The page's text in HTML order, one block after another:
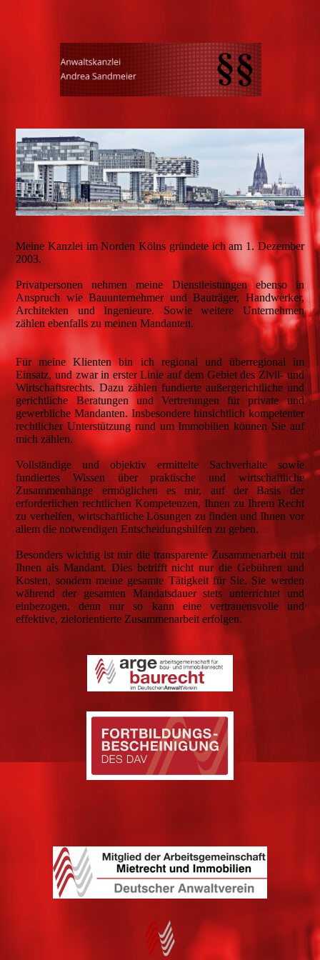
Meine Kanzlei im Norden Kölns gründete ich am 1. Dezember
2003.
Privatpersonen nehmen meine Dienstleistungen ebenso in
Anspruch wie Bauunternehmer und Bauträger, Handwerker,
Architekten und Ingenieure. Sowie weitere Unternehmen
zählen ebenfalls zu meinen Mandanten.
Für meine Klienten bin ich regional und überregional im
Einsatz, und zwar in erster Linie auf dem Gebiet des Zivil- und
Wirtschaftsrechts. Dazu zählen fundierte außergerichtliche und
gerichtliche Beratungen und Vertretungen für private und
gewerbliche Mandanten. Insbesondere hinsichtlich kompetenter
rechtlicher Unterstützung rund um Immobilien können Sie auf
mich zählen.
Vollständige und objektiv ermittelte Sachverhalte sowie
fundiertes Wissen über praktische und wirtschaftliche
Zusammenhänge ermöglichen es mir, auf der Basis der
erforderlichen rechtlichen Kompetenzen, Ihnen zu Ihrem Recht
zu verhelfen, wirtschaftliche Lösungen zu finden und Ihnen vor
allem die notwendigen Entscheidungshilfen zu geben.
Besonders wichtig ist mir die transparente Zusammenarbeit mit
Ihnen als Mandant. Dies betrifft nicht nur die Gebühren und
Kosten, sondern meine gesamte Tätigkeit für Sie. Sie werden
während der gesamten Mandatsdauer stets unterrichtet und
einbezogen, denn nur so kann eine vertrauensvolle und
effektive, zielorientierte Zusammenarbeit erfolgen.